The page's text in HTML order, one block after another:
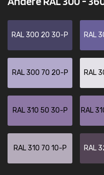
RAL 300 20 30-P RAL
RAL 300 70 20-P RAL
RAL 310 50 30-P RAL
RAL 310 70 10-P RAL